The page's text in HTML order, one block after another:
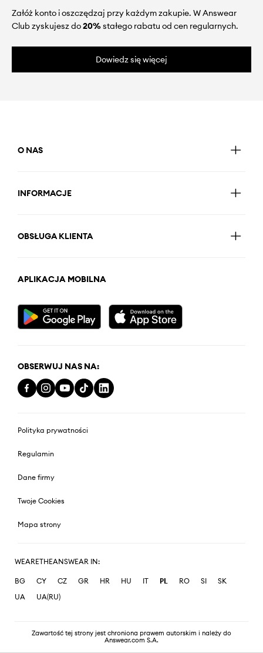
Załóż konto i oszczędzaj przy każdym zakupie. W Answear
Club zyskujesz do20%stałego rabatu od cen regularnych.
Dowiedz się więcej
O NAS
INFORMACJE
OBSŁUGA KLIENTA
APLIKACJA MOBILNA
OBSERWUJ NAS NA:
Polityka prywatności
Regulamin
Dane firmy
Twoje Cookies
Mapa strony
WEARETHEANSWEAR IN:
BG CY CZ GR HR HU IT PL RO SI
SK
UA
UA(RU)
Zawartość tej strony jest chroniona prawem autorskim i należy do
Answear.com S.A.